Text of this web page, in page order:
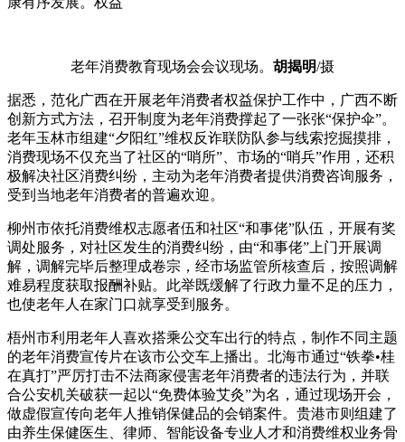
老年消费教育现场会会议现场。 胡揭明/摄
据悉，范化广西在开展老年消费者权益保护工作中，广西不断
创新方式方法，召开制度为老年消费撑起了一张张“保护伞”。
老年玉林市组建“夕阳红”维权反诈联防队参与线索挖掘摸排，
消费现场不仅充当了社区的“哨所”、市场的“哨兵”作用，还积
极解决社区消费纠纷，主动为老年消费者提供消费咨询服务，
受到当地老年消费者的普遍欢迎。
柳州市依托消费维权志愿者伍和社区“和事佬”队伍，开展有奖
调处服务，对社区发生的消费纠纷，由“和事佬”上门开展调
解，调解完毕后整理成卷宗，经市场监管所核查后，按照调解
难易程度获取报酬补贴。此举既缓解了行政力量不足的压力，
也使老年人在家门口就享受到服务。
梧州市利用老年人喜欢搭乘公交车出行的特点，制作不同主题
的老年消费宣传片在该市公交车上播出。北海市通过“铁拳•桂
在真打”严厉打击不法商家侵害老年消费者的违法行为，并联
合公安机关破获一起以“免费体验艾灸”为名，通过现场开会，
做虚假宣传向老年人推销保健品的会销案件。贵港市则组建了
由养生保健医生、律师、智能设备专业人才和消费维权业务骨